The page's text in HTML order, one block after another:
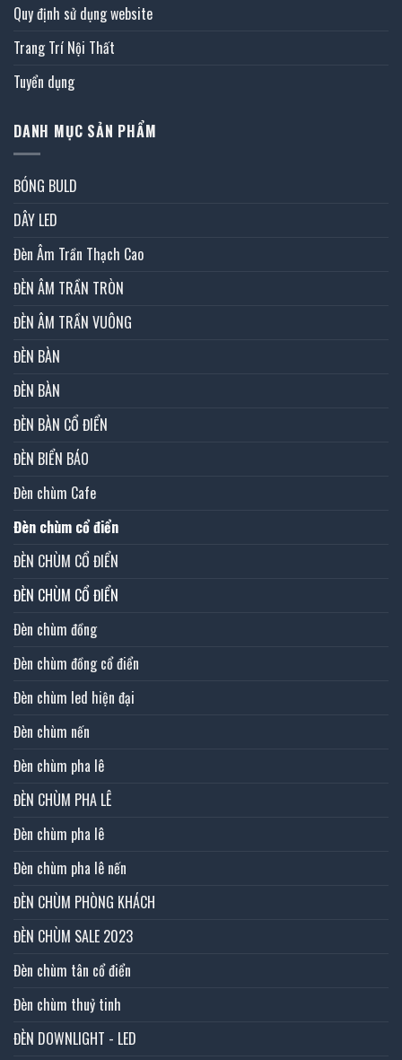
Quy định sử dụng website
Trang Trí Nội Thất
Tuyển dụng
DANH MỤC SẢN PHẨM
BÓNG BULD
DÂY LED
Đèn Âm Trần Thạch Cao
ĐÈN ÂM TRẦN TRÒN
ĐÈN ÂM TRẦN VUÔNG
ĐÈN BÀN
ĐÈN BÀN
ĐÈN BÀN CỔ ĐIỂN
ĐÈN BIỂN BÁO
Đèn chùm Cafe
Đèn chùm cổ điển
ĐÈN CHÙM CỔ ĐIỂN
ĐÈN CHÙM CỔ ĐIỂN
Đèn chùm đồng
Đèn chùm đồng cổ điển
Đèn chùm led hiện đại
Đèn chùm nến
Đèn chùm pha lê
ĐÈN CHÙM PHA LÊ
Đèn chùm pha lê
Đèn chùm pha lê nến
ĐÈN CHÙM PHÒNG KHÁCH
ĐÈN CHÙM SALE 2023
Đèn chùm tân cổ điển
Đèn chùm thuỷ tinh
ĐÈN DOWNLIGHT - LED